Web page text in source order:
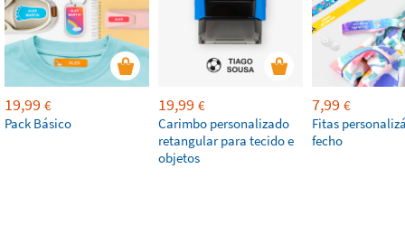
19,99 €
Pack Básico
19,99 €
Carimbo personalizado
retangular para tecido e
objetos
7,99 €
Fitas
fecho